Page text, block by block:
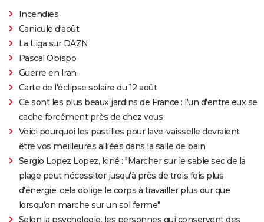
Incendies
Canicule d'août
La Liga sur DAZN
Pascal Obispo
Guerre en Iran
Carte de l'éclipse solaire du 12 août
Ce sont les plus beaux jardins de France : l'un d'entre eux se
cache forcément près de chez vous
Voici pourquoi les pastilles pour lave-vaisselle devraient
être vos meilleures alliées dans la salle de bain
Sergio Lopez Lopez, kiné : "Marcher sur le sable sec de la
plage peut nécessiter jusqu'à près de trois fois plus
d'énergie, cela oblige le corps à travailler plus dur que
lorsqu'on marche sur un sol ferme"
Selon la psychologie, les personnes qui conservent des